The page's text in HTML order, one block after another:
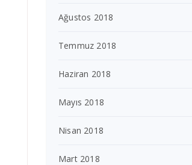
Ağustos 2018
Temmuz 2018
Haziran 2018
Mayıs 2018
Nisan 2018
Mart 2018